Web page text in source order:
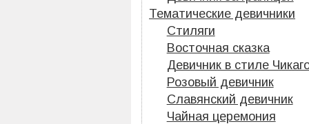
Тематические девичники
Стиляги
Восточная сказка
Девичник в стиле
Розовый девичник
Славянский девичник
Чайная церемония